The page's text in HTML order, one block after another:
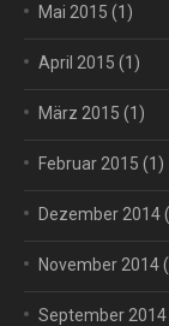
Mai 2015 (1)
April 2015 (1)
März 2015 (1)
Februar 2015 (1)
Dezember 2014
November 2014
September 2014